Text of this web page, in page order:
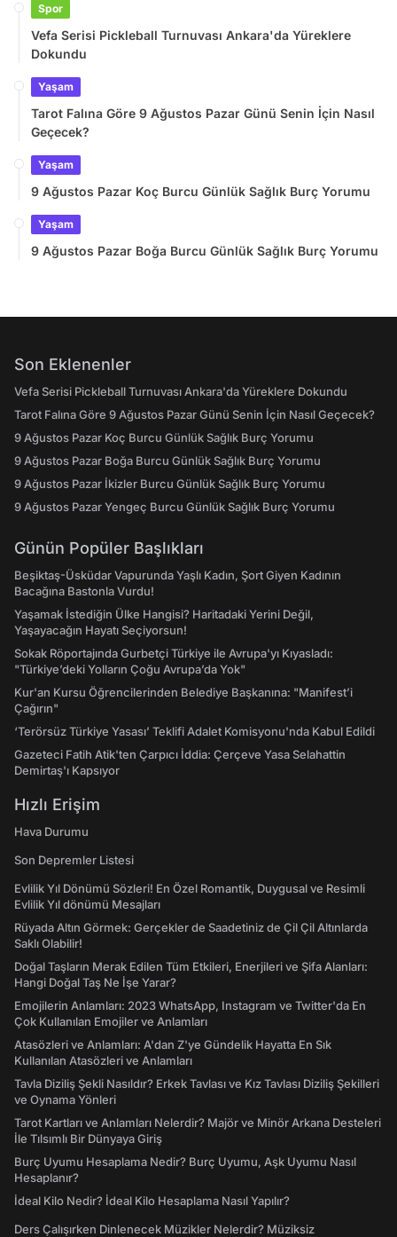
Spor
Vefa Serisi Pickleball Turnuvası Ankara'da Yüreklere
Dokundu
Yaşam
Tarot Falına Göre 9 Ağustos Pazar Günü Senin İçin Nasıl
Geçecek?
Yaşam
9 Ağustos Pazar Koç Burcu Günlük Sağlık Burç Yorumu
Yaşam
9 Ağustos Pazar Boğa Burcu Günlük Sağlık Burç Yorumu
Son Eklenenler
Vefa Serisi Pickleball Turnuvası Ankara'da Yüreklere Dokundu
Tarot Falına Göre 9 Ağustos Pazar Günü Senin İçin Nasıl Geçecek?
9 Ağustos Pazar Koç Burcu Günlük Sağlık Burç Yorumu
9 Ağustos Pazar Boğa Burcu Günlük Sağlık Burç Yorumu
9 Ağustos Pazar İkizler Burcu Günlük Sağlık Burç Yorumu
9 Ağustos Pazar Yengeç Burcu Günlük Sağlık Burç Yorumu
Günün Popüler Başlıkları
Beşiktaş-Üsküdar Vapurunda Yaşlı Kadın, Şort Giyen Kadının
Bacağına Bastonla Vurdu!
Yaşamak İstediğin Ülke Hangisi? Haritadaki Yerini Değil,
Yaşayacağın Hayatı Seçiyorsun!
Sokak Röportajında Gurbetçi Türkiye ile Avrupa'yı Kıyasladı:
"Türkiye’deki Yolların Çoğu Avrupa’da Yok"
Kur'an Kursu Öğrencilerinden Belediye Başkanına: "Manifest’i
Çağırın"
‘Terörsüz Türkiye Yasası’ Teklifi Adalet Komisyonu'nda Kabul Edildi
Gazeteci Fatih Atik'ten Çarpıcı İddia: Çerçeve Yasa Selahattin
Demirtaş'ı Kapsıyor
Hızlı Erişim
Hava Durumu
Son Depremler Listesi
Evlilik Yıl Dönümü Sözleri! En Özel Romantik, Duygusal ve Resimli
Evlilik Yıl dönümü Mesajları
Rüyada Altın Görmek: Gerçekler de Saadetiniz de Çil Çil Altınlarda
Saklı Olabilir!
Doğal Taşların Merak Edilen Tüm Etkileri, Enerjileri ve Şifa Alanları:
Hangi Doğal Taş Ne İşe Yarar?
Emojilerin Anlamları: 2023 WhatsApp, Instagram ve Twitter'da En
Çok Kullanılan Emojiler ve Anlamları
Atasözleri ve Anlamları: A'dan Z'ye Gündelik Hayatta En Sık
Kullanılan Atasözleri ve Anlamları
Tavla Diziliş Şekli Nasıldır? Erkek Tavlası ve Kız Tavlası Diziliş Şekilleri
ve Oynama Yönleri
Tarot Kartları ve Anlamları Nelerdir? Majör ve Minör Arkana Desteleri
İle Tılsımlı Bir Dünyaya Giriş
Burç Uyumu Hesaplama Nedir? Burç Uyumu, Aşk Uyumu Nasıl
Hesaplanır?
İdeal Kilo Nedir? İdeal Kilo Hesaplama Nasıl Yapılır?
Ders Çalışırken Dinlenecek Müzikler Nelerdir? Müziksiz